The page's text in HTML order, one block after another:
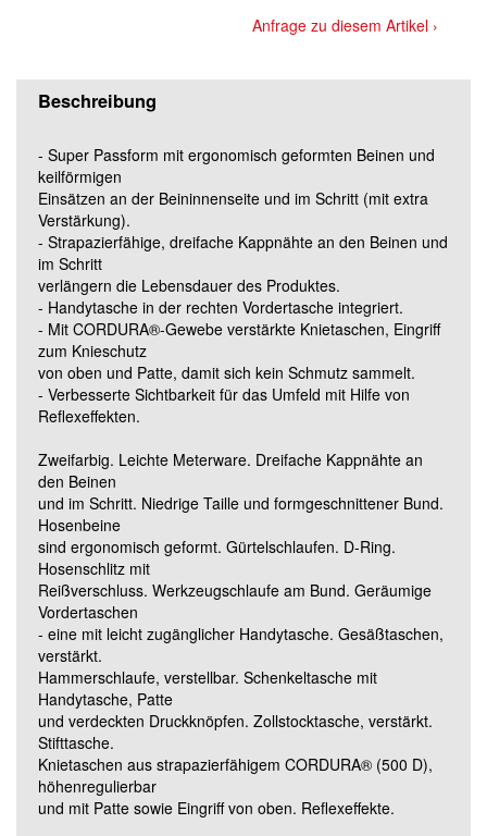
Grösse 82C52 (Standard)
Grösse 82C54 (Standard)
Grösse 82C56 (Standard)
Grösse 82C58 (Standard)
Grösse 82C60 (Standard)
Grösse 82C64 (Standard)
Grösse 82C66 (Standard)
Grösse 90C46 (lang)
Grösse 90C48 (lang)
Grösse 90C50 (lang)
Grösse 90C52 (lang)
Anfrage zu diesem Artikel ›
Beschreibung
- Super Passform mit ergonomisch geformten Beinen und
keilförmigen
Einsätzen an der Beininnenseite und im Schritt (mit extra
Verstärkung).
- Strapazierfähige, dreifache Kappnähte an den Beinen und
im Schritt
verlängern die Lebensdauer des Produktes.
- Handytasche in der rechten Vordertasche integriert.
- Mit CORDURA®-Gewebe verstärkte Knietaschen, Eingriff
zum Knieschutz
von oben und Patte, damit sich kein Schmutz sammelt.
- Verbesserte Sichtbarkeit für das Umfeld mit Hilfe von
Reflexeffekten.
Zweifarbig. Leichte Meterware. Dreifache Kappnähte an
den Beinen
und im Schritt. Niedrige Taille und formgeschnittener Bund.
Hosenbeine
sind ergonomisch geformt. Gürtelschlaufen. D-Ring.
Hosenschlitz mit
Reißverschluss. Werkzeugschlaufe am Bund. Geräumige
Vordertaschen
- eine mit leicht zugänglicher Handytasche. Gesäßtaschen,
verstärkt.
Hammerschlaufe, verstellbar. Schenkeltasche mit
Handytasche, Patte
und verdeckten Druckknöpfen. Zollstocktasche, verstärkt.
Stifttasche.
Knietaschen aus strapazierfähigem CORDURA® (500 D),
höhenregulierbar
und mit Patte sowie Eingriff von oben. Reflexeffekte.